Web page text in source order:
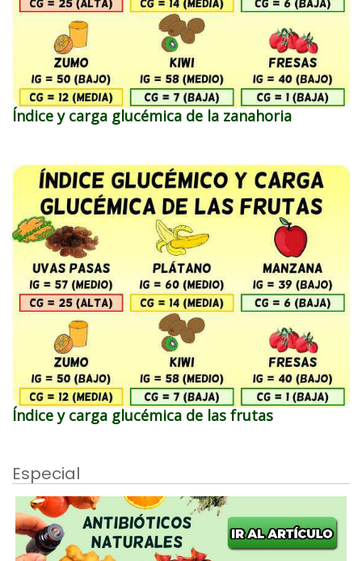
Índice y carga glucémica de la zanahoria
Índice y carga glucémica de las frutas
Especial